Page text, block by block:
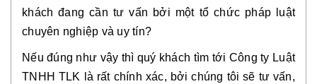
khách đang cần tư vấn bởi một tổ chức pháp luật
chuyên nghiệp và uy tín?
Nếu đúng như vậy thì quý khách tìm tới Công ty Luật
TNHH TLK là rất chính xác, bởi chúng tôi sẽ tư vấn,